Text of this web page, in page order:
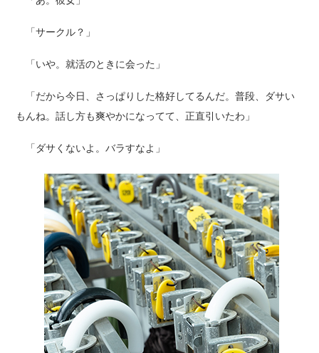
「サークル？」
「いや。就活のときに会った」
「だから今日、さっぱりした格好してるんだ。普段、ダサい
もんね。話し方も爽やかになってて、正直引いたわ」
「ダサくないよ。バラすなよ」